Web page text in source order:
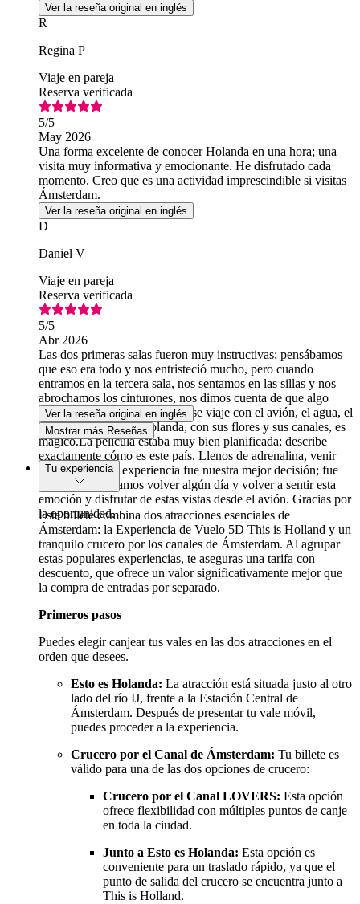
Ver la reseña original en inglés
R
Regina P
Viaje en pareja
Reserva verificada
5/5
May 2026
Una forma excelente de conocer Holanda en una hora; una
visita muy informativa y emocionante. He disfrutado cada
momento. Creo que es una actividad imprescindible si visitas
Ámsterdam.
Ver la reseña original en inglés
D
Daniel V
Viaje en pareja
Reserva verificada
5/5
Abr 2026
Las dos primeras salas fueron muy instructivas; pensábamos
que eso era todo y nos entristeció mucho, pero cuando
entramos en la tercera sala, nos sentamos en las sillas y nos
abrochamos los cinturones, nos dimos cuenta de que algo
interesante estaba por llegar. Ese viaje con el avión, el agua, el
viento y la hermosa Holanda, con sus flores y sus canales, es
mágico.La película estaba muy bien planificada; describe
exactamente cómo es este país. Llenos de adrenalina, venir
aquí y vivir esta experiencia fue nuestra mejor decisión; fue
increíble. Esperamos volver algún día y volver a sentir esta
emoción y disfrutar de estas vistas desde el avión. Gracias por
la oportunidad.
Ver la reseña original en inglés
Mostrar más Reseñas
Tu experiencia
Este billete combina dos atracciones esenciales de
Ámsterdam: la Experiencia de Vuelo 5D This is Holland y un
tranquilo crucero por los canales de Ámsterdam. Al agrupar
estas populares experiencias, te aseguras una tarifa con
descuento, que ofrece un valor significativamente mejor que
la compra de entradas por separado.
Primeros pasos
Puedes elegir canjear tus vales en las dos atracciones en el
orden que desees.
Esto es Holanda: La atracción está situada justo al otro
lado del río IJ, frente a la Estación Central de
Ámsterdam. Después de presentar tu vale móvil,
puedes proceder a la experiencia.
Crucero por el Canal de Ámsterdam: Tu billete es
válido para una de las dos opciones de crucero:
Crucero por el Canal LOVERS: Esta opción
ofrece flexibilidad con múltiples puntos de canje
en toda la ciudad.
Junto a Esto es Holanda: Esta opción es
conveniente para un traslado rápido, ya que el
punto de salida del crucero se encuentra junto a
This is Holland.